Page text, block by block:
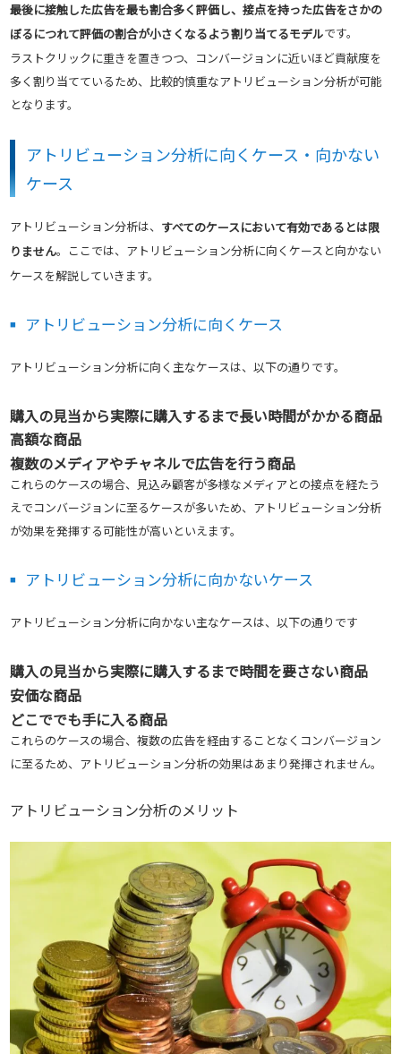
最後に接触した広告を最も割合多く評価し、接点を持った広告をさかの
ぼるにつれて評価の割合が小さくなるよう割り当てるモデルです。
ラストクリックに重きを置きつつ、コンバージョンに近いほど貢献度を
多く割り当てているため、比較的慎重なアトリビューション分析が可能
となります。
アトリビューション分析に向くケース・向かない
ケース
アトリビューション分析は、 すべてのケースにおいて有効であるとは限
りません。ここでは、アトリビューション分析に向くケースと向かない
ケースを解説していきます。
アトリビューション分析に向くケース
アトリビューション分析に向く主なケースは、以下の通りです。
購入の見当から実際に購入するまで長い時間がかかる商品
高額な商品
複数のメディアやチャネルで広告を行う商品
これらのケースの場合、見込み顧客が多様なメディアとの接点を経たう
えでコンバージョンに至るケースが多いため、アトリビューション分析
が効果を発揮する可能性が高いといえます。
アトリビューション分析に向かないケース
アトリビューション分析に向かない主なケースは、以下の通りです
購入の見当から実際に購入するまで時間を要さない商品
安価な商品
どこででも手に入る商品
これらのケースの場合、複数の広告を経由することなくコンバージョン
に至るため、アトリビューション分析の効果はあまり発揮されません。
アトリビューション分析のメリット